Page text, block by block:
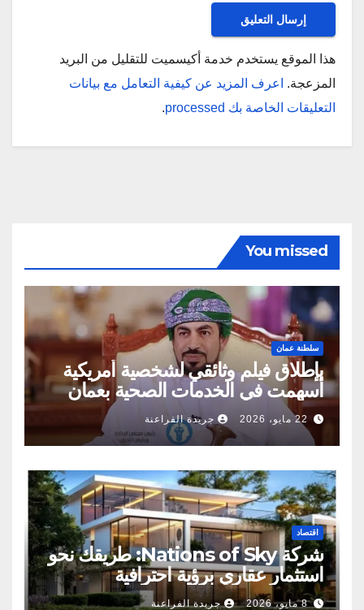
هذا الموقع يستخدم خدمة أكيسميت للتقليل من البريد
المزعجة.
اعرف المزيد عن كيفية التعامل مع بيانات
التعليقات الخاصة بك processed
.
You missed
سلطنة عمان
بإطلاق فيلم وثائقي لشخصية أمريكية
أسهمت في الخدمات الصحية بعمان
22 مايو، 2026 جريدة الفراعنة
اقتصاد
شركة Nations of Sky: طريقك نحو
استثمار عقاري برؤية احترافية
8 مايو، 2026 جريدة الفراعنة